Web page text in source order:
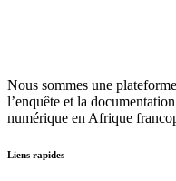
Nous sommes une
l’enquête et la
numérique en Afrique
Liens rapides